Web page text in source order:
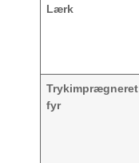
Lærk
Trykimprægneret
fyr